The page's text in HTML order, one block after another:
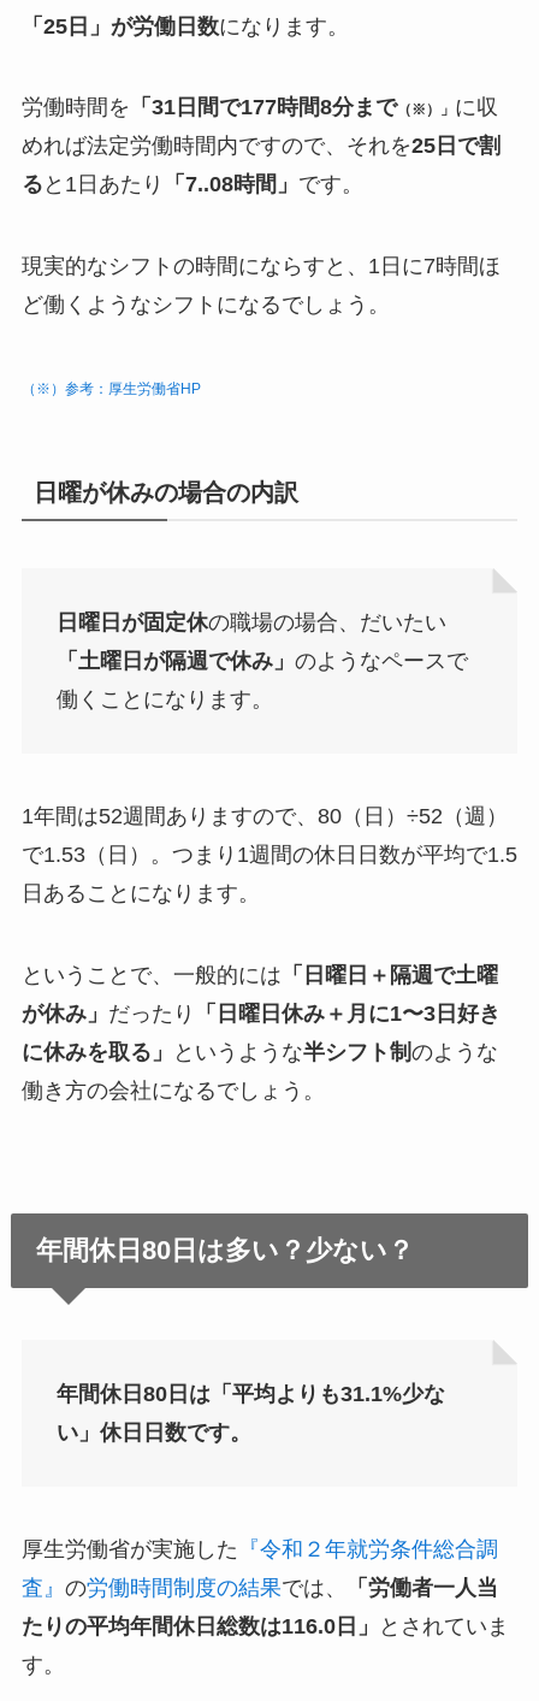
「25日」が労働日数になります。
労働時間を 「31日間で177時間8分まで（※）」 に収
めれば法定労働時間内ですので、それを25日で割
る と1日あたり 「7..08時間」 です。
現実的なシフトの時間にならすと、1日に7時間ほ
ど働くようなシフトになるでしょう。
（※）参考：厚生労働省HP
日曜が休みの場合の内訳
日曜日が固定休の職場の場合、だいたい
「土曜日が隔週で休み」 のようなペースで
働くことになります。
1年間は52週間ありますので、80（日）÷52（週）
で1.53（日）。つまり1週間の休日日数が平均で1.5
日あることになります。
ということで、一般的には 「日曜日＋隔週で土曜
が休み」 だったり
「日曜日休み＋月に1〜3日好き
に休みを取る」
というような半シフト制 のような
働き方の会社になるでしょう。
年間休日80日は多い？少ない？
年間休日80日は「平均よりも31.1%少な
い」休日日数です。
厚生労働省が実施した 『令和２年就労条件総合調
査』 の労働時間制度の結果では、
「労働者一人当
たりの平均年間休日総数は116.0日」
とされていま
す。